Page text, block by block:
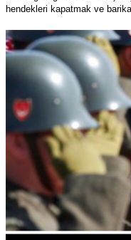
hendekleri kapatmak ve